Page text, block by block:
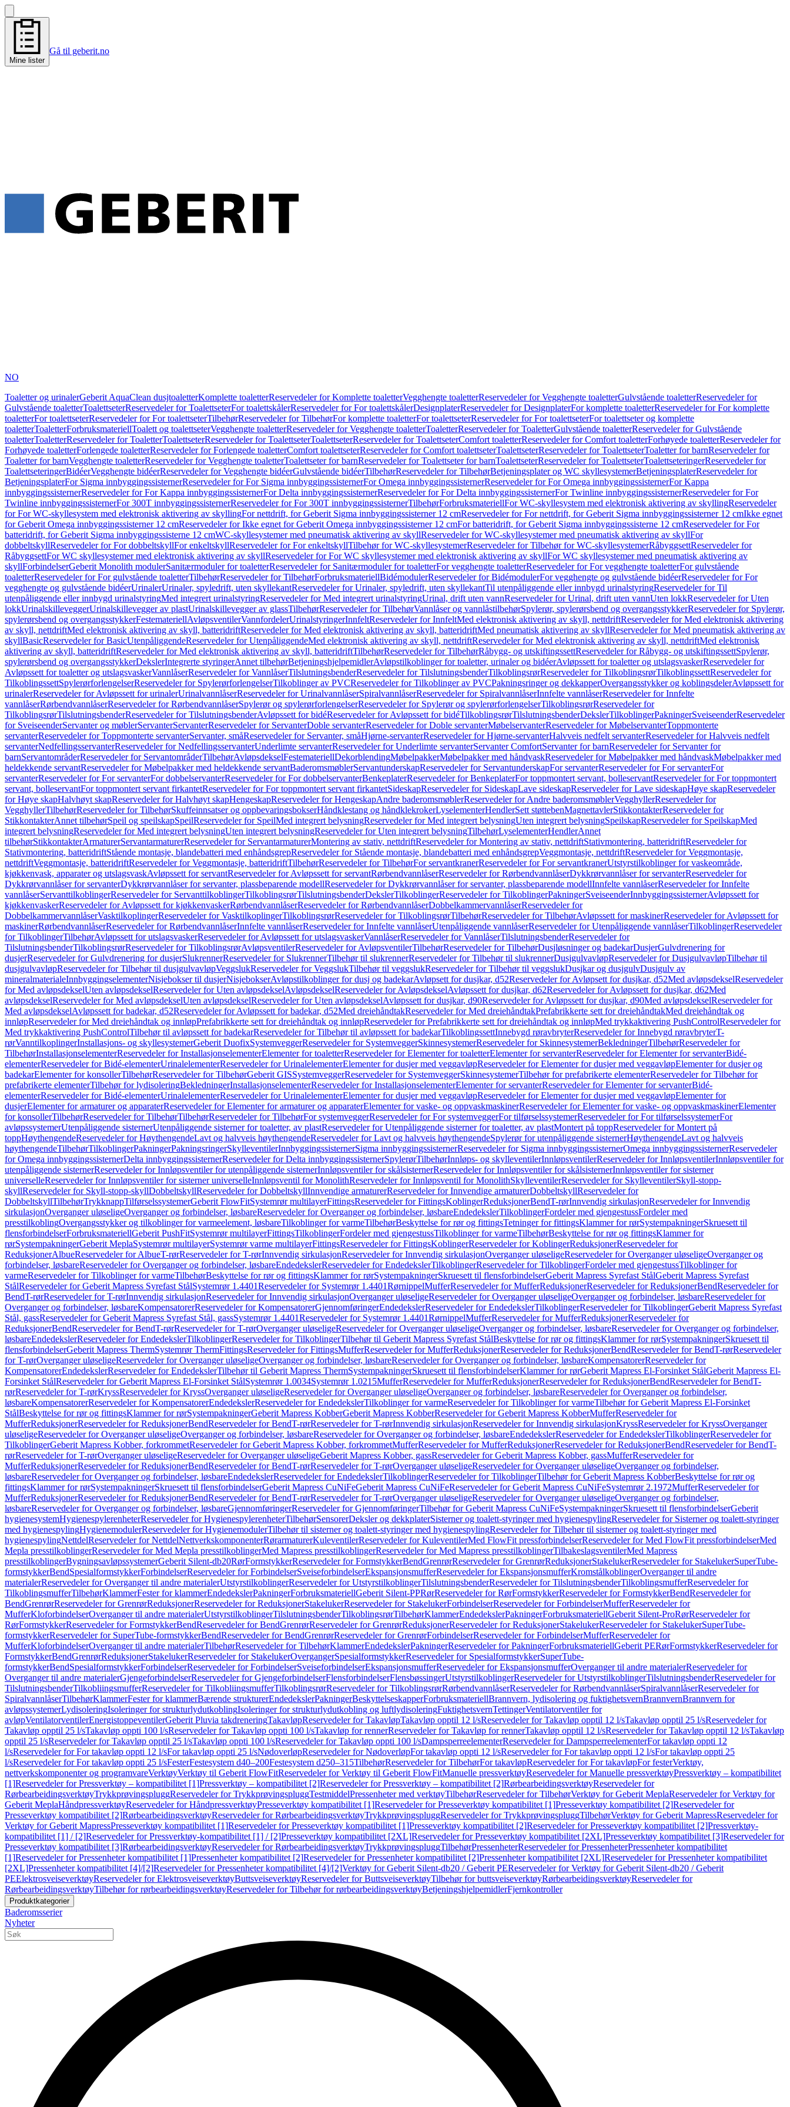
Mine lister
Gå til geberit.no
NO
Toaletter og urinalerGeberit AquaClean dusjtoaletterKomplette toaletterReservedeler for Komplette toaletterVegghengte toaletterReservedeler for Vegghengte toaletterGulvstående toaletterReservedeler for
Gulvstående toaletterToalettseterReservedeler for ToalettseterFor toalettskålerReservedeler for For toalettskålerDesignplaterReservedeler for DesignplaterFor komplette toaletterReservedeler for For komplette
toaletterFor toalettseterReservedeler for For toalettseterTilbehørReservedeler for TilbehørFor komplette toaletterFor toalettseterReservedeler for For toalettseterFor toalettseter og komplette
toaletterToaletterForbruksmateriellToalett og toalettseterVegghengte toaletterReservedeler for Vegghengte toaletterToaletterReservedeler for ToaletterGulvstående toaletterReservedeler for Gulvstående
toaletterToaletterReservedeler for ToaletterToalettseterReservedeler for ToalettseterToalettseterReservedeler for ToalettseterComfort toaletterReservedeler for Comfort toaletterForhøyede toaletterReservedeler for
Forhøyede toaletterForlengede toaletterReservedeler for Forlengede toaletterComfort toalettseterReservedeler for Comfort toalettseterToalettseterReservedeler for ToalettseterToaletter for barnReservedeler for
Toaletter for barnVegghengte toaletterReservedeler for Vegghengte toaletterToalettseter for barnReservedeler for Toalettseter for barnToalettseterReservedeler for ToalettseterToalettseteringerReservedeler for
ToalettseteringerBidéerVegghengte bidéerReservedeler for Vegghengte bidéerGulvstående bidéerTilbehørReservedeler for TilbehørBetjeningsplater og WC skyllesystemerBetjeningsplaterReservedeler for
BetjeningsplaterFor Sigma innbyggingssisternerReservedeler for For Sigma innbyggingssisternerFor Omega innbyggingssisternerReservedeler for For Omega innbyggingssisternerFor Kappa
innbyggingssisternerReservedeler for For Kappa innbyggingssisternerFor Delta innbyggingssisternerReservedeler for For Delta innbyggingssisternerFor Twinline innbyggingssisternerReservedeler for For
Twinline innbyggingssisternerFor 300T innbyggingssisternerReservedeler for For 300T innbyggingssisternerTilbehørForbruksmateriellFor WC-skyllesystem med elektronisk aktivering av skyllingReservedeler
for For WC-skyllesystem med elektronisk aktivering av skyllingFor nettdrift, for Geberit Sigma innbyggingssisterner 12 cmReservedeler for For nettdrift, for Geberit Sigma innbyggingssisterner 12 cmIkke egnet
for Geberit Omega innbyggingssisterner 12 cmReservedeler for Ikke egnet for Geberit Omega innbyggingssisterner 12 cmFor batteridrift, for Geberit Sigma innbyggingssisterne 12 cmReservedeler for For
batteridrift, for Geberit Sigma innbyggingssisterne 12 cmWC-skyllesystemer med pneumatisk aktivering av skyllReservedeler for WC-skyllesystemer med pneumatisk aktivering av skyllFor
dobbeltskyllReservedeler for For dobbeltskyllFor enkeltskyllReservedeler for For enkeltskyllTilbehør for WC-skyllesystemerReservedeler for Tilbehør for WC-skyllesystemerRåbyggsettReservedeler for
RåbyggsettFor WC skyllesystemer med elektronisk aktivering av skyllReservedeler for For WC skyllesystemer med elektronisk aktivering av skyllFor WC skyllesystemer med pneumatisk aktivering av
skyllForbindelserGeberit Monolith modulerSanitærmoduler for toaletterReservedeler for Sanitærmoduler for toaletterFor vegghengte toaletterReservedeler for For vegghengte toaletterFor gulvstående
toaletterReservedeler for For gulvstående toaletterTilbehørReservedeler for TilbehørForbruksmateriellBidémodulerReservedeler for BidémodulerFor vegghengte og gulvstående bidéerReservedeler for For
vegghengte og gulvstående bidéerUrinalerUrinaler, spyledrift, uten skyllekantReservedeler for Urinaler, spyledrift, uten skyllekantTil utenpåliggende eller innbygd urinalstyringReservedeler for Til
utenpåliggende eller innbygd urinalstyringMed integrert urinalstyringReservedeler for Med integrert urinalstyringUrinal, drift uten vannReservedeler for Urinal, drift uten vannUten lokkReservedeler for Uten
lokkUrinalskilleveggerUrinalskillevegger av plastUrinalskillevegger av glassTilbehørReservedeler for TilbehørVannlåser og vannlåstilbehørSpylerør, spylerørsbend og overgangsstykkerReservedeler for Spylerør,
spylerørsbend og overgangsstykkerFestemateriellAvløpsventilerVannfordelerUrinalstyringerInnfeltReservedeler for InnfeltMed elektronisk aktivering av skyll, nettdriftReservedeler for Med elektronisk aktivering
av skyll, nettdriftMed elektronisk aktivering av skyll, batteridriftReservedeler for Med elektronisk aktivering av skyll, batteridriftMed pneumatisk aktivering av skyllReservedeler for Med pneumatisk aktivering av
skyllBasicReservedeler for BasicUtenpåliggendeReservedeler for UtenpåliggendeMed elektronisk aktivering av skyll, nettdriftReservedeler for Med elektronisk aktivering av skyll, nettdriftMed elektronisk
aktivering av skyll, batteridriftReservedeler for Med elektronisk aktivering av skyll, batteridriftTilbehørReservedeler for TilbehørRåbygg- og utskiftingssettReservedeler for Råbygg- og utskiftingssettSpylerør,
spylerørsbend og overgangsstykkerDekslerIntegrerte styringerAnnet tilbehørBetjeningshjelpemidlerAvløpstilkoblinger for toaletter, urinaler og bidéerAvløpssett for toaletter og utslagsvaskerReservedeler for
Avløpssett for toaletter og utslagsvaskerVannlåserReservedeler for VannlåserTilslutningsbenderReservedeler for TilslutningsbenderTilkoblingsrørReservedeler for TilkoblingsrørTilkoblingssettReservedeler for
TilkoblingssettSpylerørforlengelserReservedeler for SpylerørforlengelserTilkoblinger av PVCReservedeler for Tilkoblinger av PVCPakningsringer og dekkapperOvergangsstykker og koblingsdelerAvløpssett for
urinalerReservedeler for Avløpssett for urinalerUrinalvannlåserReservedeler for UrinalvannlåserSpiralvannlåserReservedeler for SpiralvannlåserInnfelte vannlåserReservedeler for Innfelte
vannlåserRørbendvannlåserReservedeler for RørbendvannlåserSpylerør og spylerørforlengelserReservedeler for Spylerør og spylerørforlengelserTilkoblingsrørReservedeler for
TilkoblingsrørTilslutningsbenderReservedeler for TilslutningsbenderAvløpssett for bidéReservedeler for Avløpssett for bidéTilkoblingsrørTilslutningsbenderDekslerTilkoblingerPakningerSveiseenderReservedeler
for SveiseenderServanter og møblerServanterServanterReservedeler for ServanterDoble servanterReservedeler for Doble servanterMøbelservanterReservedeler for MøbelservanterToppmonterte
servanterReservedeler for Toppmonterte servanterServanter, småReservedeler for Servanter, småHjørne-servanterReservedeler for Hjørne-servanterHalvveis nedfelt servanterReservedeler for Halvveis nedfelt
servanterNedfellingsservanterReservedeler for NedfellingsservanterUnderlimte servanterReservedeler for Underlimte servanterServanter ComfortServanter for barnReservedeler for Servanter for
barnServantområderReservedeler for ServantområderTilbehørAvløpsdekselFestemateriellDekorblendingMøbelpakkerMøbelpakker med håndvaskReservedeler for Møbelpakker med håndvaskMøbelpakker med
heldekkende servantReservedeler for Møbelpakker med heldekkende servantBaderomsmøblerServantunderskapReservedeler for ServantunderskapFor servanterReservedeler for For servanterFor
servanterReservedeler for For servanterFor dobbelservanterReservedeler for For dobbelservanterBenkeplaterReservedeler for BenkeplaterFor toppmontert servant, bolleservantReservedeler for For toppmontert
servant, bolleservantFor toppmontert servant firkantetReservedeler for For toppmontert servant firkantetSideskapReservedeler for SideskapLave sideskapReservedeler for Lave sideskapHøye skapReservedeler
for Høye skapHalvhøyt skapReservedeler for Halvhøyt skapHengeskapReservedeler for HengeskapAndre baderomsmøblerReservedeler for Andre baderomsmøblerVegghyllerReservedeler for
VegghyllerTilbehørReservedeler for TilbehørSkuffeinnsatser og oppbevaringsbokserHåndklestang og håndklekrokerLyselementerHendlerSett støttebenMagnettavlerStikkontakterReservedeler for
StikkontakterAnnet tilbehørSpeil og speilskapSpeilReservedeler for SpeilMed integrert belysningReservedeler for Med integrert belysningUten integrert belysningSpeilskapReservedeler for SpeilskapMed
integrert belysningReservedeler for Med integrert belysningUten integrert belysningReservedeler for Uten integrert belysningTilbehørLyselementerHendlerAnnet
tilbehørStikkontakterArmaturerServantarmaturerReservedeler for ServantarmaturerMontering av stativ, nettdriftReservedeler for Montering av stativ, nettdriftStativmontering, batteridriftReservedeler for
Stativmontering, batteridriftStående montasje, blandebatteri med enhåndsgrepReservedeler for Stående montasje, blandebatteri med enhåndsgrepVeggmontasje, nettdriftReservedeler for Veggmontasje,
nettdriftVeggmontasje, batteridriftReservedeler for Veggmontasje, batteridriftTilbehørReservedeler for TilbehørFor servantkranerReservedeler for For servantkranerUtstyrstilkoblinger for vaskeområde,
kjøkkenvask, apparater og utslagsvaskAvløpssett for servantReservedeler for Avløpssett for servantRørbendvannlåserReservedeler for RørbendvannlåserDykkrørvannlåser for servanterReservedeler for
Dykkrørvannlåser for servanterDykkrørvannlåser for servanter, plassbeparende modellReservedeler for Dykkrørvannlåser for servanter, plassbeparende modellInnfelte vannlåserReservedeler for Innfelte
vannlåserServanttilkoblingerReservedeler for ServanttilkoblingerTilkoblingsrørTilslutningsbenderDekslerTilkoblingerReservedeler for TilkoblingerPakningerSveiseenderInnbyggingssisternerAvløpssett for
kjøkkenvaskerReservedeler for Avløpssett for kjøkkenvaskerRørbendvannlåserReservedeler for RørbendvannlåserDobbelkammervannlåserReservedeler for
DobbelkammervannlåserVasktilkoplingerReservedeler for VasktilkoplingerTilkoblingsrørReservedeler for TilkoblingsrørTilbehørReservedeler for TilbehørAvløpssett for maskinerReservedeler for Avløpssett for
maskinerRørbendvannlåserReservedeler for RørbendvannlåserInnfelte vannlåserReservedeler for Innfelte vannlåserUtenpåliggende vannlåserReservedeler for Utenpåliggende vannlåserTilkoblingerReservedeler
for TilkoblingerTilbehørAvløpssett for utslagsvaskerReservedeler for Avløpssett for utslagsvaskerVannlåserReservedeler for VannlåserTilslutningsbenderReservedeler for
TilslutningsbenderTilkoblingsrørReservedeler for TilkoblingsrørAvløpsventilerReservedeler for AvløpsventilerTilbehørReservedeler for TilbehørDusjløsninger og badekarDusjerGulvdrenering for
dusjerReservedeler for Gulvdrenering for dusjerSlukrennerReservedeler for SlukrennerTilbehør til slukrennerReservedeler for Tilbehør til slukrennerDusjgulvavløpReservedeler for DusjgulvavløpTilbehør til
dusjgulvavløpReservedeler for Tilbehør til dusjgulvavløpVeggslukReservedeler for VeggslukTilbehør til veggslukReservedeler for Tilbehør til veggslukDusjkar og dusjgulvDusjgulv av
mineralmaterialeInnbyggingselementerNisjebokser til dusjerNisjebokserAvløpstilkoblinger for dusj og badekarAvløpsett for dusjkar, d52Reservedeler for Avløpsett for dusjkar, d52Med avløpsdekselReservedeler
for Med avløpsdekselUten avløpsdekselReservedeler for Uten avløpsdekselAvløpsdekselReservedeler for AvløpsdekselAvløpssett for dusjkar, d62Reservedeler for Avløpssett for dusjkar, d62Med
avløpsdekselReservedeler for Med avløpsdekselUten avløpsdekselReservedeler for Uten avløpsdekselAvløpssett for dusjkar, d90Reservedeler for Avløpssett for dusjkar, d90Med avløpsdekselReservedeler for
Med avløpsdekselAvløpssett for badekar, d52Reservedeler for Avløpssett for badekar, d52Med dreiehåndtakReservedeler for Med dreiehåndtakPrefabrikkerte sett for dreiehåndtakMed dreiehåndtak og
innløpReservedeler for Med dreiehåndtak og innløpPrefabrikkerte sett for dreiehåndtak og innløpReservedeler for Prefabrikkerte sett for dreiehåndtak og innløpMed trykkaktivering PushControlReservedeler for
Med trykkaktivering PushControlTilbehør til avløpssett for badekarReservedeler for Tilbehør til avløpssett for badekarTilkoblingssettInnebygd røravbryterReservedeler for Innebygd røravbryterT-
rørVanntilkoplingerInstallasjons- og skyllesystemerGeberit DuofixSystemveggerReservedeler for SystemveggerSkinnesystemerReservedeler for SkinnesystemerBekledningerTilbehørReservedeler for
TilbehørInstallasjonselementerReservedeler for InstallasjonselementerElementer for toaletterReservedeler for Elementer for toaletterElementer for servanterReservedeler for Elementer for servanterBidé-
elementerReservedeler for Bidé-elementerUrinalelementerReservedeler for UrinalelementerElementer for dusjer med veggavløpReservedeler for Elementer for dusjer med veggavløpElementer for dusjer og
badekarElementer for konsollerTilbehørReservedeler for TilbehørGeberit GISSystemveggerReservedeler for SystemveggerSkinnesystemerTilbehør for prefabrikerte elementerReservedeler for Tilbehør for
prefabrikerte elementerTilbehør for lydisoleringBekledningerInstallasjonselementerReservedeler for InstallasjonselementerElementer for servanterReservedeler for Elementer for servanterBidé-
elementerReservedeler for Bidé-elementerUrinalelementerReservedeler for UrinalelementerElementer for dusjer med veggavløpReservedeler for Elementer for dusjer med veggavløpElementer for
dusjerElementer for armaturer og apparaterReservedeler for Elementer for armaturer og apparaterElementer for vaske- og oppvaskmaskinerReservedeler for Elementer for vaske- og oppvaskmaskinerElementer
for konsollerTilbehørReservedeler for TilbehørTilbehørReservedeler for TilbehørFor systemveggerReservedeler for For systemveggerFor tilførselssystemerReservedeler for For tilførselssystemerFor
avløpssystemerUtenpåliggende sisternerUtenpåliggende sisterner for toaletter, av plastReservedeler for Utenpåliggende sisterner for toaletter, av plastMontert på toppReservedeler for Montert på
toppHøythengendeReservedeler for HøythengendeLavt og halvveis høythengendeReservedeler for Lavt og halvveis høythengendeSpylerør for utenpåliggende sisternerHøythengendeLavt og halvveis
høythengendeTilbehørTilkoblingerPakningerPakningsringerSkylleventilerInnbyggingssisternerSigma innbyggingssisternerReservedeler for Sigma innbyggingssisternerOmega innbyggingssisternerReservedeler
for Omega innbyggingssisternerDelta innbyggingssisternerReservedeler for Delta innbyggingssisternerSpylerørTilbehørInnløps- og skylleventilerInnløpsventilerReservedeler for InnløpsventilerInnløpsventiler for
utenpåliggende sisternerReservedeler for Innløpsventiler for utenpåliggende sisternerInnløpsventiler for skålsisternerReservedeler for Innløpsventiler for skålsisternerInnløpsventiler for sisterner
universelleReservedeler for Innløpsventiler for sisterner universelleInnløpsventil for MonolithReservedeler for Innløpsventil for MonolithSkylleventilerReservedeler for SkylleventilerSkyll-stopp-
skyllReservedeler for Skyll-stopp-skyllDobbeltskyllReservedeler for DobbeltskyllInnvendige armaturerReservedeler for Innvendige armaturerDobbeltskyllReservedeler for
DobbeltskyllTilbehørTrykknappTilførselssystemerGeberit FlowFitSystemrør multilayerFittingsReservedeler for FittingsKoblingerReduksjonerBendT-rørInnvendig sirkulasjonReservedeler for Innvendig
sirkulasjonOverganger uløseligeOverganger og forbindelser, løsbareReservedeler for Overganger og forbindelser, løsbareEndedekslerTilkoblingerFordeler med gjengestussFordeler med
presstilkoblingOvergangsstykker og tilkoblinger for varmeelement, løsbareTilkoblinger for varmeTilbehørBeskyttelse for rør og fittingsTetninger for fittingsKlammer for rørSystempakningerSkruesett til
flensforbindelserForbruksmateriellGeberit PushFitSystemrør multilayerFittingsTilkoblingerFordeler med gjengestussTilkoblinger for varmeTilbehørBeskyttelse for rør og fittingsKlammer for
rørSystempakningerGeberit MeplaSystemrør multilayerSystemrør varme multilayerFittingsReservedeler for FittingsKoblingerReservedeler for KoblingerReduksjonerReservedeler for
ReduksjonerAlbueReservedeler for AlbueT-rørReservedeler for T-rørInnvendig sirkulasjonReservedeler for Innvendig sirkulasjonOverganger uløseligeReservedeler for Overganger uløseligeOverganger og
forbindelser, løsbareReservedeler for Overganger og forbindelser, løsbareEndedekslerReservedeler for EndedekslerTilkoblingerReservedeler for TilkoblingerFordeler med gjengestussTilkoblinger for
varmeReservedeler for Tilkoblinger for varmeTilbehørBeskyttelse for rør og fittingsKlammer for rørSystempakningerSkruesett til flensforbindelserGeberit Mapress Syrefast StålGeberit Mapress Syrefast
StålReservedeler for Geberit Mapress Syrefast StålSystemrør 1.4401Reservedeler for Systemrør 1.4401RørnippelMufferReservedeler for MufferReduksjonerReservedeler for ReduksjonerBendReservedeler for
BendT-rørReservedeler for T-rørInnvendig sirkulasjonReservedeler for Innvendig sirkulasjonOverganger uløseligeReservedeler for Overganger uløseligeOverganger og forbindelser, løsbareReservedeler for
Overganger og forbindelser, løsbareKompensatorerReservedeler for KompensatorerGjennomføringerEndedekslerReservedeler for EndedekslerTilkoblingerReservedeler for TilkoblingerGeberit Mapress Syrefast
Stål, gassReservedeler for Geberit Mapress Syrefast Stål, gassSystemrør 1.4401Reservedeler for Systemrør 1.4401RørnippelMufferReservedeler for MufferReduksjonerReservedeler for
ReduksjonerBendReservedeler for BendT-rørReservedeler for T-rørOverganger uløseligeReservedeler for Overganger uløseligeOverganger og forbindelser, løsbareReservedeler for Overganger og forbindelser,
løsbareEndedekslerReservedeler for EndedekslerTilkoblingerReservedeler for TilkoblingerTilbehør til Geberit Mapress Syrefast StålBeskyttelse for rør og fittingsKlammer for rørSystempakningerSkruesett til
flensforbindelserGeberit Mapress ThermSystemrør ThermFittingsReservedeler for FittingsMufferReservedeler for MufferReduksjonerReservedeler for ReduksjonerBendReservedeler for BendT-rørReservedeler
for T-rørOverganger uløseligeReservedeler for Overganger uløseligeOverganger og forbindelser, løsbareReservedeler for Overganger og forbindelser, løsbareKompensatorerReservedeler for
KompensatorerEndedekslerReservedeler for EndedekslerTilbehør til Geberit Mapress ThermSystempakningerSkruesett til flensforbindelserKlammer for rørGeberit Mapress El-Forsinket StålGeberit Mapress El-
Forsinket StålReservedeler for Geberit Mapress El-Forsinket StålSystemrør 1.0034Systemrør 1.0215MufferReservedeler for MufferReduksjonerReservedeler for ReduksjonerBendReservedeler for BendT-
rørReservedeler for T-rørKryssReservedeler for KryssOverganger uløseligeReservedeler for Overganger uløseligeOverganger og forbindelser, løsbareReservedeler for Overganger og forbindelser,
løsbareKompensatorerReservedeler for KompensatorerEndedekslerReservedeler for EndedekslerTilkoblinger for varmeReservedeler for Tilkoblinger for varmeTilbehør for Geberit Mapress El-Forsinket
StålBeskyttelse for rør og fittingsKlammer for rørSystempakningerGeberit Mapress KobberGeberit Mapress KobberReservedeler for Geberit Mapress KobberMufferReservedeler for
MufferReduksjonerReservedeler for ReduksjonerBendReservedeler for BendT-rørReservedeler for T-rørInnvendig sirkulasjonReservedeler for Innvendig sirkulasjonKryssReservedeler for KryssOverganger
uløseligeReservedeler for Overganger uløseligeOverganger og forbindelser, løsbareReservedeler for Overganger og forbindelser, løsbareEndedekslerReservedeler for EndedekslerTilkoblingerReservedeler for
TilkoblingerGeberit Mapress Kobber, forkrommetReservedeler for Geberit Mapress Kobber, forkrommetMufferReservedeler for MufferReduksjonerReservedeler for ReduksjonerBendReservedeler for BendT-
rørReservedeler for T-rørOverganger uløseligeReservedeler for Overganger uløseligeGeberit Mapress Kobber, gassReservedeler for Geberit Mapress Kobber, gassMufferReservedeler for
MufferReduksjonerReservedeler for ReduksjonerBendReservedeler for BendT-rørReservedeler for T-rørOverganger uløseligeReservedeler for Overganger uløseligeOverganger og forbindelser,
løsbareReservedeler for Overganger og forbindelser, løsbareEndedekslerReservedeler for EndedekslerTilkoblingerReservedeler for TilkoblingerTilbehør for Geberit Mapress KobberBeskyttelse for rør og
fittingsKlammer for rørSystempakningerSkruesett til flensforbindelserGeberit Mapress CuNiFeGeberit Mapress CuNiFeReservedeler for Geberit Mapress CuNiFeSystemrør 2.1972MufferReservedeler for
MufferReduksjonerReservedeler for ReduksjonerBendReservedeler for BendT-rørReservedeler for T-rørOverganger uløseligeReservedeler for Overganger uløseligeOverganger og forbindelser,
løsbareReservedeler for Overganger og forbindelser, løsbareGjennomføringerReservedeler for GjennomføringerTilbehør for Geberit Mapress CuNiFeSystempakningerSkruesett til flensforbindelserGeberit
hygienesystemHygienespylerenheterReservedeler for HygienespylerenheterTilbehørSensorerDeksler og dekkplaterSisterner og toalett-styringer med hygienespylingReservedeler for Sisterner og toalett-styringer
med hygienespylingHygienemodulerReservedeler for HygienemodulerTilbehør til sisterner og toalett-styringer med hygienespylingReservedeler for Tilbehør til sisterner og toalett-styringer med
hygienespylingNettdelReservedeler for NettdelNettverkskomponenterRørarmaturerKuleventilerReservedeler for KuleventilerMed FlowFit pressforbindelserReservedeler for Med FlowFit pressforbindelserMed
Mepla presstilkoblingerReservedeler for Med Mepla presstilkoblingerMed Mapress presstilkoblingerReservedeler for Med Mapress presstilkoblingerTilbakeslagsventilerMed Mapress
presstilkoblingerBygningsavløpssystemerGeberit Silent-db20RørFormstykkerReservedeler for FormstykkerBendGrenrørReservedeler for GrenrørReduksjonerStakelukerReservedeler for StakelukerSuperTube-
formstykkerBendSpesialformstykkerForbindelserReservedeler for ForbindelserSveiseforbindelserEkspansjonsmufferReservedeler for EkspansjonsmufferKromstålkoblingerOverganger til andre
materialerReservedeler for Overganger til andre materialerUtstyrstilkoblingerReservedeler for UtstyrstilkoblingerTilslutningsbenderReservedeler for TilslutningsbenderTilkoblingsmufferReservedeler for
TilkoblingsmufferTilbehørKlammerFester for klammerEndedekslerPakningerForbruksmateriellGeberit Silent-PPRørReservedeler for RørFormstykkerReservedeler for FormstykkerBendReservedeler for
BendGrenrørReservedeler for GrenrørReduksjonerReservedeler for ReduksjonerStakelukerReservedeler for StakelukerForbindelserReservedeler for ForbindelserMufferReservedeler for
MufferKloforbindelserOverganger til andre materialerUtstyrstilkoblingerTilslutningsbenderTilkoblingsrørTilbehørKlammerEndedekslerPakningerForbruksmateriellGeberit Silent-ProRørReservedeler for
RørFormstykkerReservedeler for FormstykkerBendReservedeler for BendGrenrørReservedeler for GrenrørReduksjonerReservedeler for ReduksjonerStakelukerReservedeler for StakelukerSuperTube-
formstykkerReservedeler for SuperTube-formstykkerBendReservedeler for BendGrenrørReservedeler for GrenrørForbindelserReservedeler for ForbindelserMufferReservedeler for
MufferKloforbindelserOverganger til andre materialerTilbehørReservedeler for TilbehørKlammerEndedekslerPakningerReservedeler for PakningerForbruksmateriellGeberit PERørFormstykkerReservedeler for
FormstykkerBendGrenrørReduksjonerStakelukerReservedeler for StakelukerOvergangerSpesialformstykkerReservedeler for SpesialformstykkerSuperTube-
formstykkerBendSpesialformstykkerForbindelserReservedeler for ForbindelserSveiseforbindelserEkspansjonsmufferReservedeler for EkspansjonsmufferOverganger til andre materialerReservedeler for
Overganger til andre materialerGjengeforbindelserReservedeler for GjengeforbindelserFlensforbindelserFlensbøssingerUtstyrstilkoblingerReservedeler for UtstyrstilkoblingerTilslutningsbenderReservedeler for
TilslutningsbenderTilkobliingsmufferReservedeler for TilkobliingsmufferTilkoblingsrørReservedeler for TilkoblingsrørRørbendvannlåserReservedeler for RørbendvannlåserSpiralvannlåserReservedeler for
SpiralvannlåserTilbehørKlammerFester for klammerBærende strukturerEndedekslerPakningerBeskyttelseskapperForbruksmateriellBrannvern, lydisolering og fuktighetsvernBrannvernBrannvern for
avløpssystemerLydisoleringIsoleringer for strukturlydutkoblingIsoleringer for strukturlydutkobling og luftlydisoleringFuktighetsvernTettingerVentilatorventiler for
avløpVentilatorventilerEnergistoppeventilerGeberit Pluvia takdreneringTakavløpReservedeler for TakavløpTakavløp opptil 12 l/sReservedeler for Takavløp opptil 12 l/sTakavløp opptil 25 l/sReservedeler for
Takavløp opptil 25 l/sTakavløp oppti 100 l/sReservedeler for Takavløp oppti 100 l/sTakavløp for rennerReservedeler for Takavløp for rennerTakavløp opptil 12 l/sReservedeler for Takavløp opptil 12 l/sTakavløp
opptil 25 l/sReservedeler for Takavløp opptil 25 l/sTakavløp oppti 100 l/sReservedeler for Takavløp oppti 100 l/sDampsperreelementerReservedeler for DampsperreelementerFor takavløp oppti 12
l/sReservedeler for For takavløp oppti 12 l/sFor takavløp oppti 25 l/sNødoverløpReservedeler for NødoverløpFor takavløp oppti 12 l/sReservedeler for For takavløp oppti 12 l/sFor takavløp oppti 25
l/sReservedeler for For takavløp oppti 25 l/sFesterFestesystem d40–200Festesystem d250–315TilbehørReservedeler for TilbehørFor takavløpReservedeler for For takavløpFor festerVerktøy,
nettverkskomponenter og programvareVerktøyVerktøy til Geberit FlowFitReservedeler for Verktøy til Geberit FlowFitManuelle pressverktøyReservedeler for Manuelle pressverktøyPressverktøy – kompatibilitet
[1]Reservedeler for Pressverktøy – kompatibilitet [1]Pressverktøy – kompatibilitet [2]Reservedeler for Pressverktøy – kompatibilitet [2]RørbearbeidingsverktøyReservedeler for
RørbearbeidingsverktøyTrykkprøvingspluggReservedeler for TrykkprøvingspluggTestmiddelPressenheter med verktøyTilbehørReservedeler for TilbehørVerktøy for Geberit MeplaReservedeler for Verktøy for
Geberit MeplaHåndpressverktøyReservedeler for HåndpressverktøyPresseverktøy kompatibilitet [1]Reservedeler for Presseverktøy kompatibilitet [1]Presseverktøy kompatibilitet [2]Reservedeler for
Presseverktøy kompatibilitet [2]RørbearbeidingsverktøyReservedeler for RørbearbeidingsverktøyTrykkprøvingspluggReservedeler for TrykkprøvingspluggTilbehørVerktøy for Geberit MapressReservedeler for
Verktøy for Geberit MapressPresseverktøy kompatibilitet [1]Reservedeler for Presseverktøy kompatibilitet [1]Presseverktøy kompatibilitet [2]Reservedeler for Presseverktøy kompatibilitet [2]Pressverktøy-
kompatibilitet [1] / [2]Reservedeler for Pressverktøy-kompatibilitet [1] / [2]Presseverktøy kompatibilitet [2XL]Reservedeler for Presseverktøy kompatibilitet [2XL]Presseverktøy kompatibilitet [3]Reservedeler for
Presseverktøy kompatibilitet [3]RørbearbeidingsverktøyReservedeler for RørbearbeidingsverktøyTrykkprøvingspluggTilbehørPressenheterReservedeler for PressenheterPressenheter kompatibilitet
[1]Reservedeler for Pressenheter kompatibilitet [1]Pressenheter kompatibilitet [2]Reservedeler for Pressenheter kompatibilitet [2]Pressenheter kompatibilitet [2XL]Reservedeler for Pressenheter kompatibilitet
[2XL]Pressenheter kompatibilitet [4]/[2]Reservedeler for Pressenheter kompatibilitet [4]/[2]Verktøy for Geberit Silent-db20 / Geberit PEReservedeler for Verktøy for Geberit Silent-db20 / Geberit
PEElektrosveiseverktøyReservedeler for ElektrosveiseverktøyButtsveiseverktøyReservedeler for ButtsveiseverktøyTilbehør for buttsveiseverktøyRørbearbeidingsverktøyReservedeler for
RørbearbeidingsverktøyTilbehør for rørbearbeidingsverktøyReservedeler for Tilbehør for rørbearbeidingsverktøyBetjeningshjelpemidlerFjernkontroller
Produktkategorier
Baderomsserier
Nyheter